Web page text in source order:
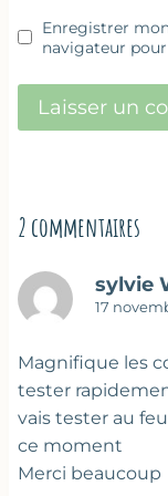
Enregistrer
navigateur
2 commentaires
sylvie
17
Magnifique les
tester
vais tester au
ce moment
Merci beaucoup